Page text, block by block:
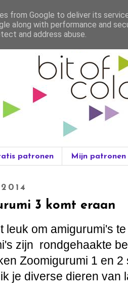
patronen Mijn patronen
3 komt eraan
leuk om amigurumi's
zijn rondgehaakte
Zoomigurumi 1 en
je diverse dieren van
from Google to deliver its
along with performance and
and address abuse.